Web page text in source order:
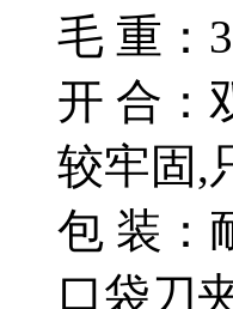
毛 重：
开 合：
较牢固,
包 装：
口袋刀